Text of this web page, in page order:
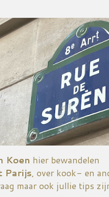
Koen hier bewandelen
Parijs, over kook- en
maar ook jullie tips